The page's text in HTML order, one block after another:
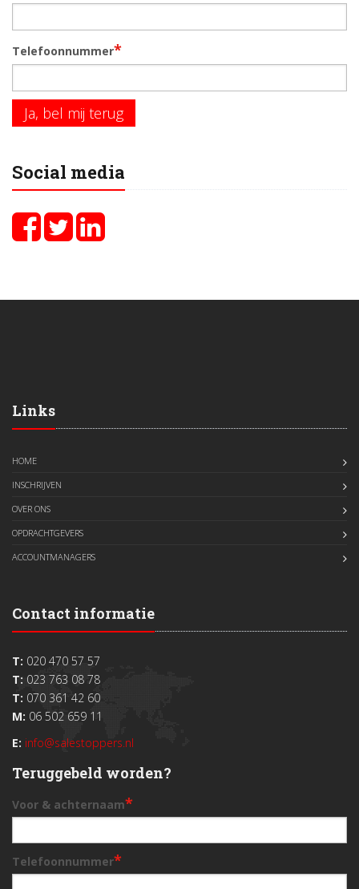
Telefoonnummer*
Ja, bel mij terug
Social media
Links
HOME
INSCHRIJVEN
OVER ONS
OPDRACHTGEVERS
ACCOUNTMANAGERS
Contact informatie
T: 020 470 57 57
T: 023 763 08 78
T: 070 361 42 60
M: 06 502 659 11
E: info@salestoppers.nl
Teruggebeld worden?
Voor & achternaam*
Telefoonnummer*